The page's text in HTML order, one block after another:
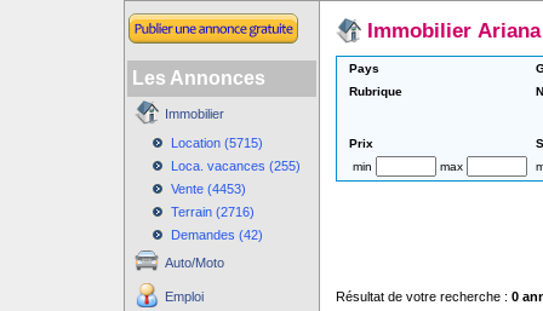
Les Annonces
Immobilier
Location (5715)
Loca. vacances (255)
Vente (4453)
Terrain (2716)
Demandes (42)
Auto/Moto
Emploi
Immobilier Ariana
Pays
Rubrique
Prix
min
max
Résultat de votre recherche : 0